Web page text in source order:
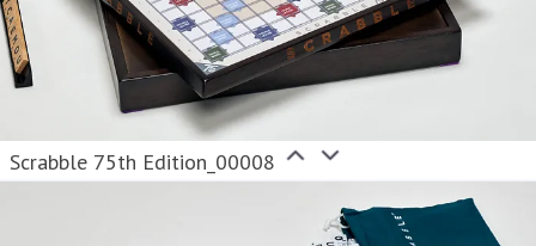
Scrabble 75th Edition_00008